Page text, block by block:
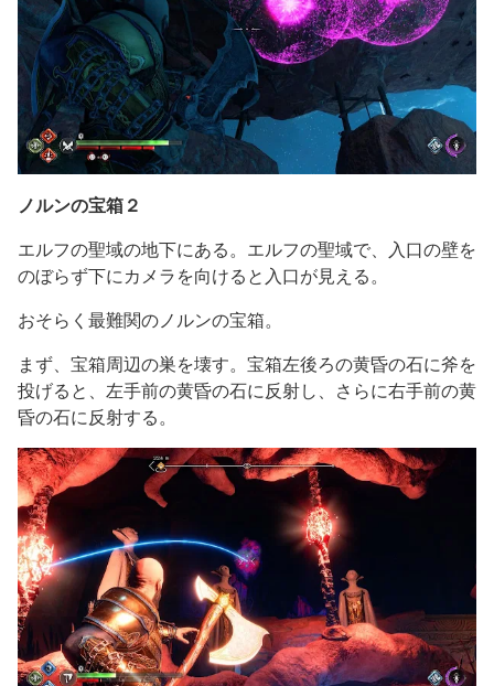
ノルンの宝箱２
エルフの聖域の地下にある。エルフの聖域で、入口の壁を
のぼらず下にカメラを向けると入口が見える。
おそらく最難関のノルンの宝箱。
まず、宝箱周辺の巣を壊す。宝箱左後ろの黄昏の石に斧を
投げると、左手前の黄昏の石に反射し、さらに右手前の黄
昏の石に反射する。